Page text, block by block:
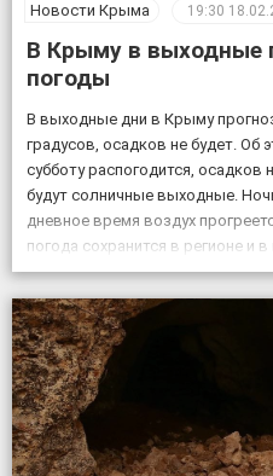
Новости Крыма 19:30
В Крыму в выходные
погоды
В выходные дни в Крыму
градусов, осадков не будет. Об
субботу распогодится, осадков
будут солничные выходные.
дневное время воздух
погода сохранится в регионе и